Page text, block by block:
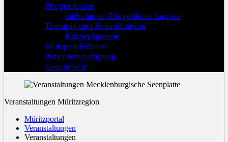
Pflegedienste
ambulanter Pflegedienst Lansen
Therapie und Rehabilitation
KörperSprache
Blutspendedienst
Patientenverfügung
Gesundheit
Veranstaltungen Müritzregion
Müritzportal
Veranstaltungen
Veranstaltungen